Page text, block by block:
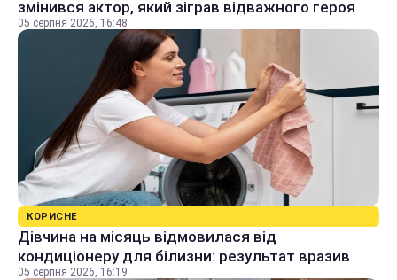
змінився актор, який зіграв відважного героя
05 серпня 2026, 16:48
КОРИСНЕ
Дівчина на місяць відмовилася від
кондиціонеру для білизни: результат вразив
05 серпня 2026, 16:19